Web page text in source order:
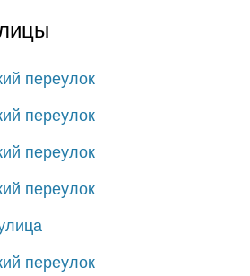
переулок
переулок
переулок
переулок
переулок